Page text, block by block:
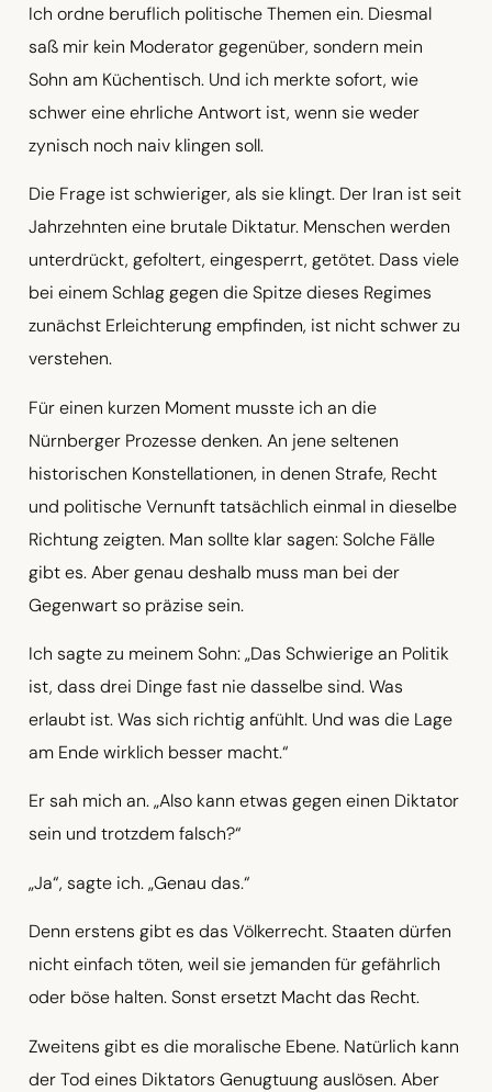
Ich ordne beruflich politische Themen ein. Diesmal
saß mir kein Moderator gegenüber, sondern mein
Sohn am Küchentisch. Und ich merkte sofort, wie
schwer eine ehrliche Antwort ist, wenn sie weder
zynisch noch naiv klingen soll.
Die Frage ist schwieriger, als sie klingt. Der Iran ist seit
Jahrzehnten eine brutale Diktatur. Menschen werden
unterdrückt, gefoltert, eingesperrt, getötet. Dass viele
bei einem Schlag gegen die Spitze dieses Regimes
zunächst Erleichterung empfinden, ist nicht schwer zu
verstehen.
Für einen kurzen Moment musste ich an die
Nürnberger Prozesse denken. An jene seltenen
historischen Konstellationen, in denen Strafe, Recht
und politische Vernunft tatsächlich einmal in dieselbe
Richtung zeigten. Man sollte klar sagen: Solche Fälle
gibt es. Aber genau deshalb muss man bei der
Gegenwart so präzise sein.
Ich sagte zu meinem Sohn: „Das Schwierige an Politik
ist, dass drei Dinge fast nie dasselbe sind. Was
erlaubt ist. Was sich richtig anfühlt. Und was die Lage
am Ende wirklich besser macht.“
Er sah mich an. „Also kann etwas gegen einen Diktator
sein und trotzdem falsch?“
„Ja“, sagte ich. „Genau das.“
Denn erstens gibt es das Völkerrecht. Staaten dürfen
nicht einfach töten, weil sie jemanden für gefährlich
oder böse halten. Sonst ersetzt Macht das Recht.
Zweitens gibt es die moralische Ebene. Natürlich kann
der Tod eines Diktators Genugtuung auslösen. Aber